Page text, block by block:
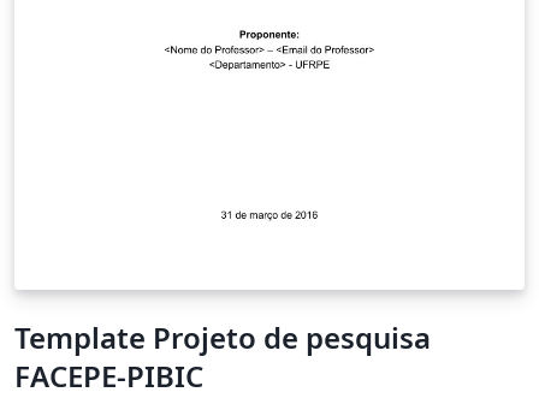
Template Projeto de pesquisa
FACEPE-PIBIC